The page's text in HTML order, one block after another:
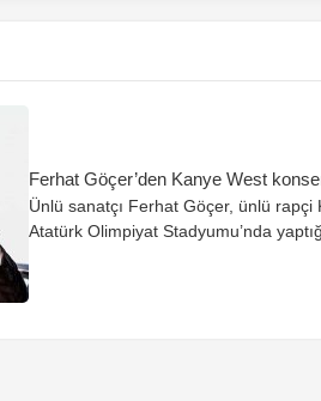
Ferhat Göçer’den Kanye West
Ünlü sanatçı Ferhat Göçer, ünlü rapçi
Atatürk Olimpiyat Stadyumu’nda